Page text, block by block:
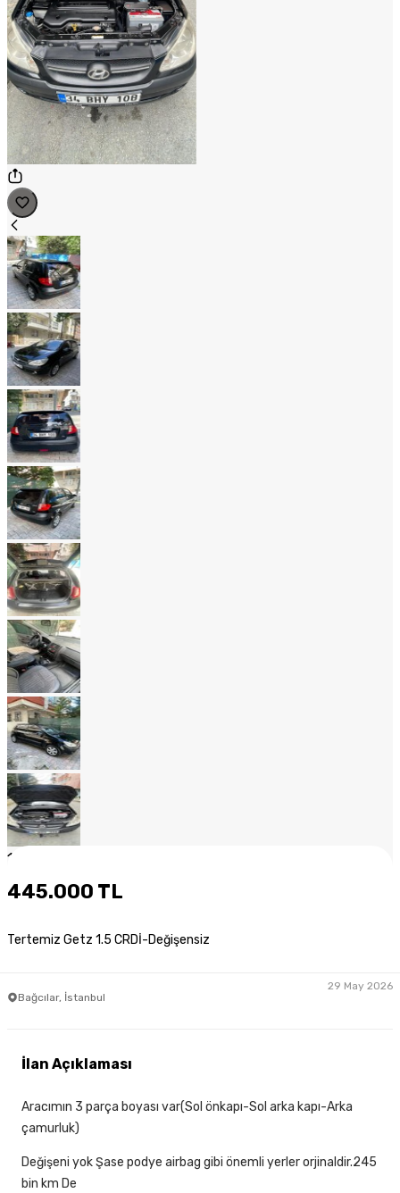
1
445.000 TL
Tertemiz Getz 1.5 CRDİ-Değişensiz
Bağcılar, İstanbul
29 May 2026
İlan Açıklaması
Aracımın 3 parça boyası var(Sol önkapı-Sol arka kapı-Arka
çamurluk)
Değişeni yok Şase podye airbag gibi önemli yerler orjinaldir.245
bin km De